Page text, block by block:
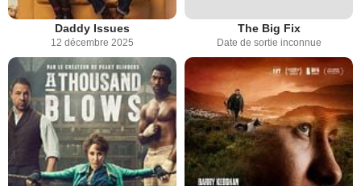
Daddy Issues
12 décembre 2025
The Big Fix
Date de sortie inconnue